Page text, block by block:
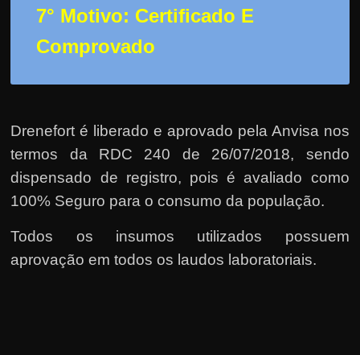
7° Motivo: Certificado E
Comprovado
Drenefort é liberado e aprovado pela Anvisa nos
termos da RDC 240 de 26/07/2018, sendo
dispensado de registro, pois é avaliado como
100% Seguro para o consumo da população.
Todos os insumos utilizados possuem
aprovação em todos os laudos laboratoriais.